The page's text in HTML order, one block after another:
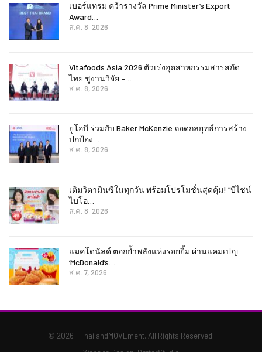
เบอร์แทรม คว้ารางวัล Prime Minister’s Export
Award…
ส.ค. 8, 2026
Vitafoods Asia 2026 ตัวเร่งอุตสาหกรรมสารสกัด
ไทย ชูงานวิจัย –…
ส.ค. 8, 2026
ยูโอบี ร่วมกับ Baker McKenzie ถอดกลยุทธ์การสร้าง
ปกป้อง…
ส.ค. 8, 2026
เติมวิตามินซีในทุกวัน พร้อมโปรโมชั่นสุดคุ้ม! “บีไชน์
ไบโอ…
ส.ค. 8, 2026
แมคโดนัลด์ ตอกย้ำพลังแห่งรอยยิ้ม ผ่านแคมเปญ
‘McDonald’s…
ส.ค. 7, 2026
© 2026 - ThailandMOVEment. All Rights Reserved.